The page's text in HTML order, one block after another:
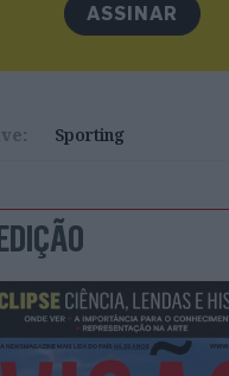
ASSINAR
Sporting